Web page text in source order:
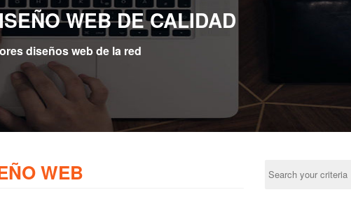
WEB DE CALIDAD
diseños web de la red
WEB